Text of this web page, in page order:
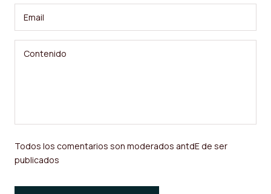
Todos los comentarios son moderados antdE de ser
publicados